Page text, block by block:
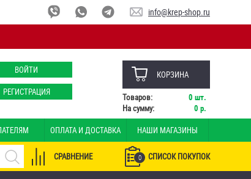
info@krep-shop.ru
ВОЙТИ
РЕГИСТРАЦИЯ
КОРЗИНА
Товаров: 0 шт.
На сумму:
0 р.
ОПЛАТА И ДОСТАВКА НАШИ МАГАЗИНЫ
0 СПИСОК ПОКУПОК
СРАВНЕНИЕ